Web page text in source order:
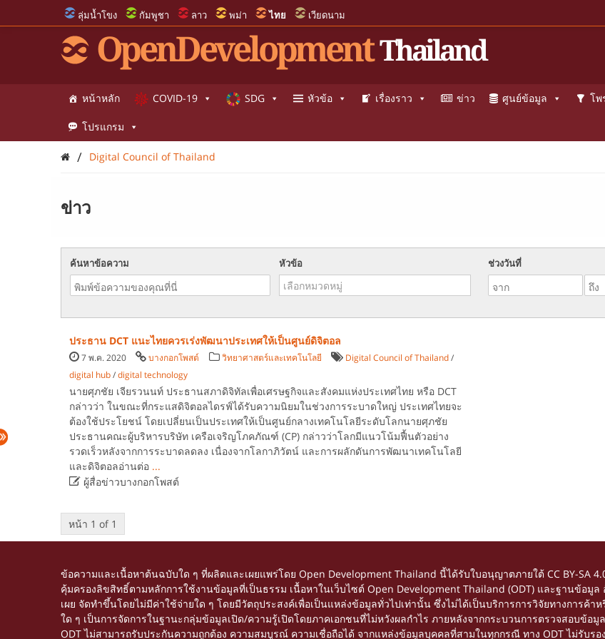
ลุ่มน้ำโขง กัมพูชา ลาว พม่า ไทย เวียดนาม
OpenDevelopment Thailand
หน้าหลัก COVID-19 SDG หัวข้อ เรื่องราว ข่าว ศูนย์ข้อมูล โพ
โปรแกรม
/ Digital Council of Thailand
ข่าว
ค้นหาข้อความ หัวข้อ ช่วงวันที่
ประธาน DCT แนะไทยควรเร่งพัฒนาประเทศให้เป็นศูนย์ดิจิตอล
7 พ.ค. 2020 บางกอกโพสต์ วิทยาศาสตร์และเทคโนโลยี Digital Council of Thailand/
digital hub/digital technology
นายศุภชัย เจียรวนนท์ ประธานสภาดิจิทัลเพื่อเศรษฐกิจและสังคมแห่งประเทศไทย หรือ DCT
กล่าวว่า ในขณะที่กระแสดิจิตอลไดรฟ์ได้รับความนิยมในช่วงการระบาดใหญ่ ประเทศไทยจะ
ต้องใช้ประโยชน์ โดยเปลี่ยนเป็นประเทศให้เป็นศูนย์กลางเทคโนโลยีระดับโลกนายศุภชัย
ประธานคณะผู้บริหารบริษัท เครือเจริญโภคภัณฑ์ (CP) กล่าวว่าโลกมีแนวโน้มฟื้นตัวอย่าง
รวดเร็วหลังจากการระบาดลดลง เนื่องจากโลกาภิวัตน์ และการผลักดันการพัฒนาเทคโนโลยี
และดิจิตอลอ่านต่อ ...
ผู้สื่อข่าวบางกอกโพสต์
หน้า 1 of 1
ข้อความและเนื้อหาต้นฉบับใด ๆ ที่ผลิตและเผยแพร่โดย Open Development Thailand นี้ได้รับใบอนุญาตภายใต้ CC BY-SA
คุ้มครองลิขสิทธิ์ตามหลักการใช้งานข้อมูลที่เป็นธรรม เนื้อหาในเว็บไซต์ Open Development Thailand (ODT) และฐานข้อมูล
เผย จัดทำขึ้นโดยไม่มีค่าใช้จ่ายใด ๆ โดยมีวัตถุประสงค์เพื่อเป็นแหล่งข้อมูลทั่วไปเท่านั้น ซึ่งไม่ได้เป็นบริการการวิจัยทางการค้
ใด ๆ เป็นการจัดการในฐานะกลุ่มข้อมูลเปิด/ความรู้เปิดโดยภาคเอกชนที่ไม่หวังผลกำไร ภายหลังจากกระบวนการตรวจสอบข้อ
ODT ไม่สามารถรับประกันความถูกต้อง ความสมบูรณ์ ความเชื่อถือได้ จากแหล่งข้อมูลบุคคลที่สามในทุกกรณี ทาง ODT ไม่รับร